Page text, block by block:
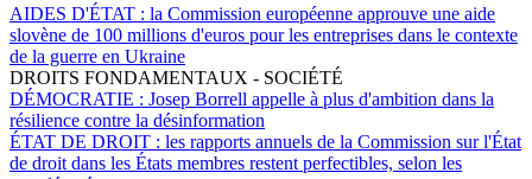
AIDES D'ÉTAT : la Commission européenne approuve une aide
slovène de 100 millions d'euros pour les entreprises dans le contexte
de la guerre en Ukraine
DROITS FONDAMENTAUX - SOCIÉTÉ
DÉMOCRATIE : Josep Borrell appelle à plus d'ambition dans la
résilience contre la désinformation
ÉTAT DE DROIT : les rapports annuels de la Commission sur l'État
de droit dans les États membres restent perfectibles, selon les